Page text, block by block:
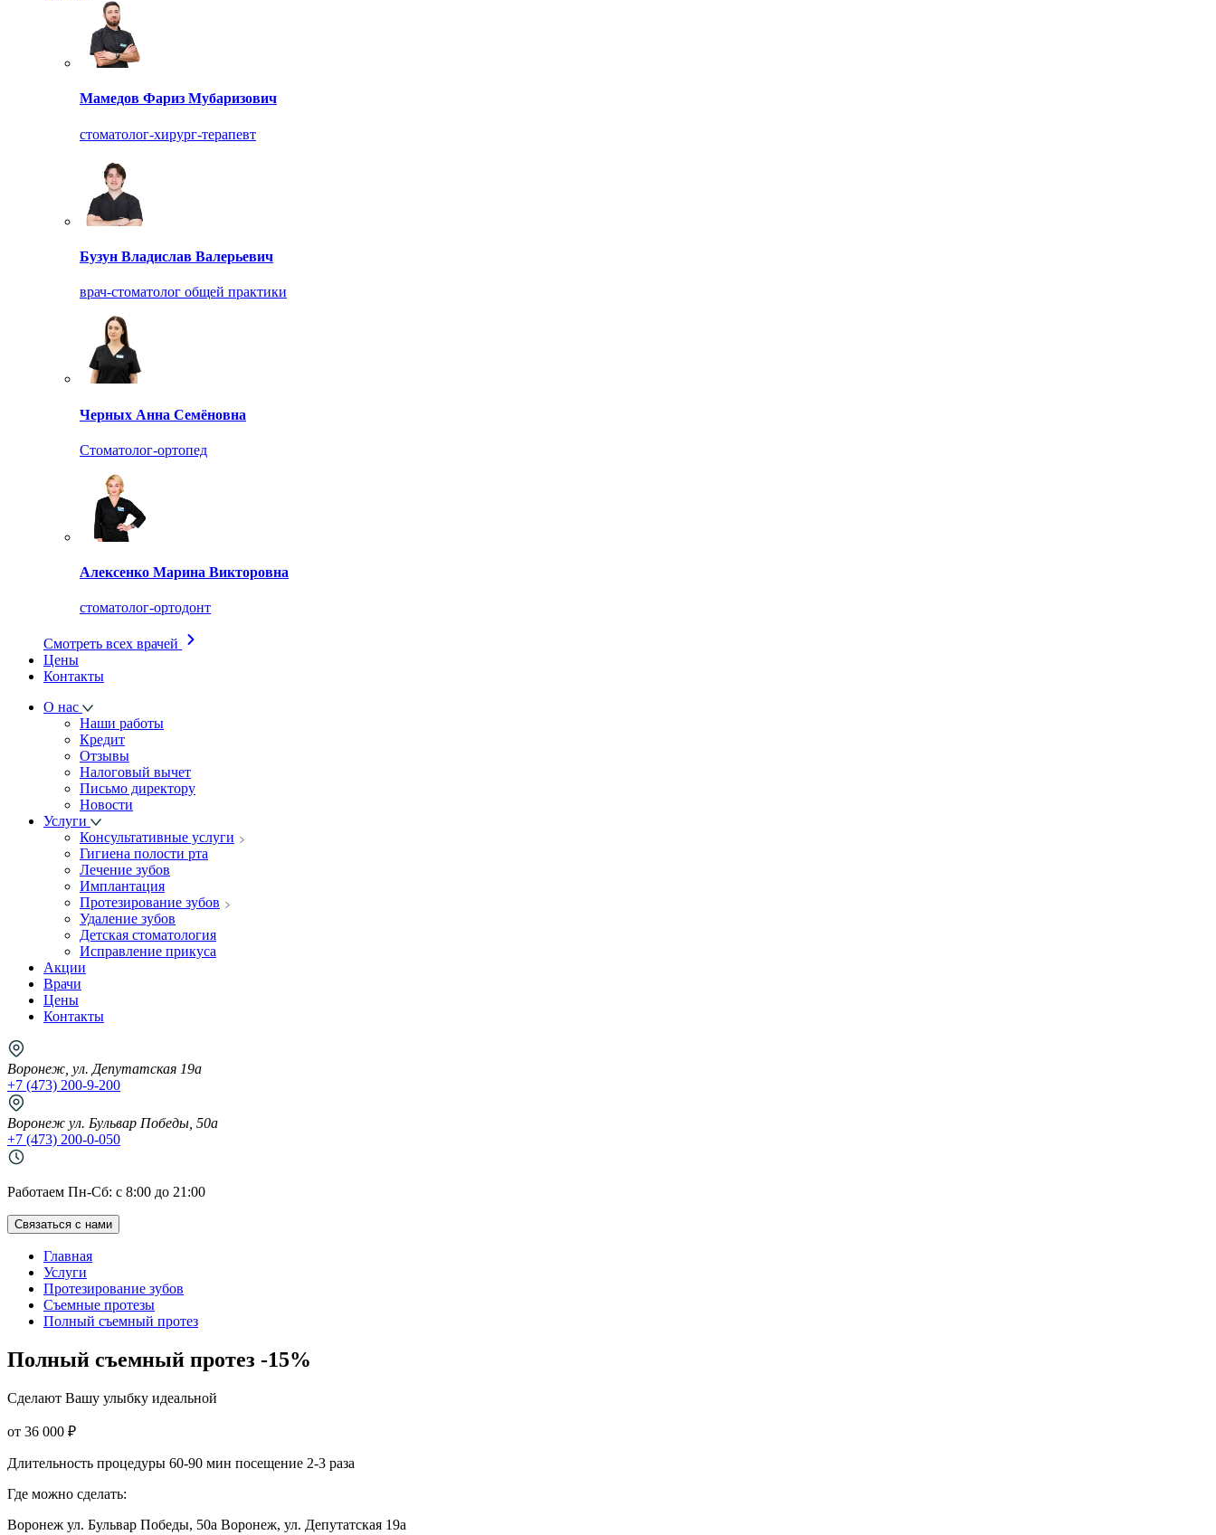
Мамедов Фариз Мубаризович
стоматолог-хирург-терапевт
Бузун Владислав Валерьевич
врач-стоматолог общей практики
Черных Анна Семёновна
Стоматолог-ортопед
Алексенко Марина Викторовна
стоматолог-ортодонт
Смотреть всех врачей
Цены
Контакты
О нас
Наши работы
Кредит
Отзывы
Налоговый вычет
Письмо директору
Новости
Услуги
Консультативные услуги
Гигиена полости рта
Лечение зубов
Имплантация
Протезирование зубов
Удаление зубов
Детская стоматология
Исправление прикуса
Акции
Врачи
Цены
Контакты
Воронеж, ул. Депутатская 19а
+7 (473) 200-9-200
Воронеж ул. Бульвар Победы, 50а
+7 (473) 200-0-050
Работаем Пн-Cб: с 8:00 до 21:00
Связаться с нами
Главная
Услуги
Протезирование зубов
Съемные протезы
Полный съемный протез
Полный съемный протез -15%
Сделают Вашу улыбку идеальной
от 36 000 ₽
Длительность процедуры 60-90 мин посещение 2-3 раза
Где можно сделать:
Воронеж ул. Бульвар Победы, 50а Воронеж, ул. Депутатская 19а